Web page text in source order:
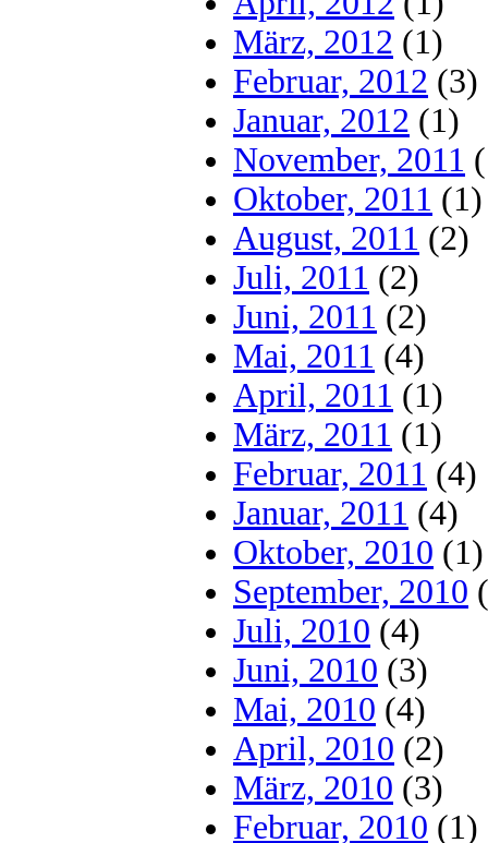
März, 2012 (1)
Februar, 2012 (3)
Januar, 2012 (1)
November, 2011
Oktober, 2011 (1)
August, 2011 (2)
Juli, 2011 (2)
Juni, 2011 (2)
Mai, 2011 (4)
April, 2011 (1)
März, 2011 (1)
Februar, 2011 (4)
Januar, 2011 (4)
Oktober, 2010 (1)
September, 2010
Juli, 2010 (4)
Juni, 2010 (3)
Mai, 2010 (4)
April, 2010 (2)
März, 2010 (3)
Februar, 2010 (1)